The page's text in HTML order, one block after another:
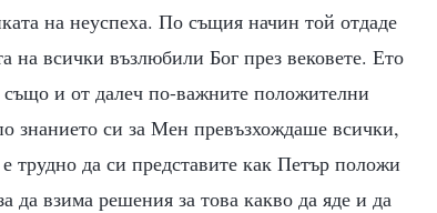
на неуспеха. По същия начин той отдаде
на всички възлюбили Бог през вековете. Ето
и от далеч по-важните положителни
знанието си за Мен превъзхождаше всички,
трудно да си представите как Петър положи
да взима решения за това какво да яде и да